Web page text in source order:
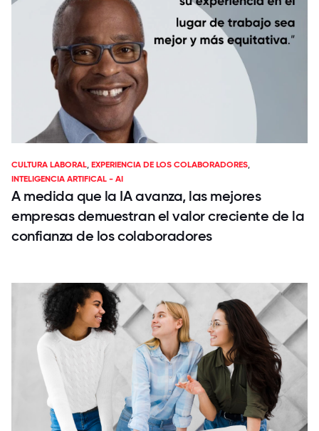
CULTURA LABORAL,EXPERIENCIA DE LOS COLABORADORES,
INTELIGENCIA ARTIFICAL - AI
A medida que la IA avanza, las mejores
empresas demuestran el valor creciente de la
confianza de los colaboradores